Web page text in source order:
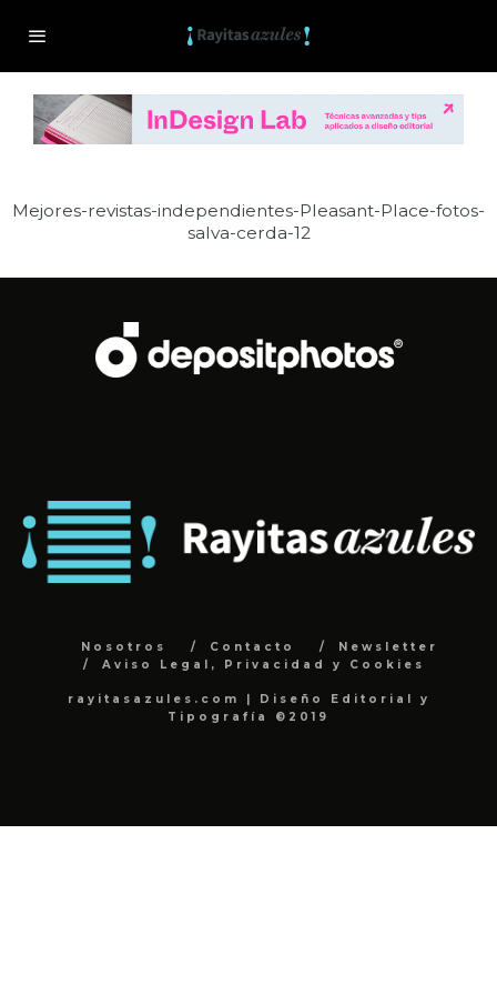
Mejores-revistas-independientes-Pleasant-Place-fotos-
salva-cerda-12
Nosotros Contacto
Newsletter
Aviso Legal, Privacidad y Cookies
rayitasazules.com | Diseño Editorial y
Tipografía ©2019